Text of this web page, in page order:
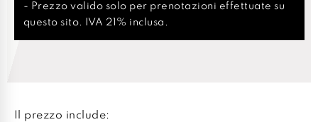
- Prezzo valido solo per prenotazioni effettuate su
questo sito. IVA 21% inclusa.
Il prezzo include: